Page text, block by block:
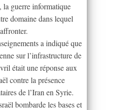
la guerre informatique
domaine dans lequel
a indiqué que
sur l’infrastructure de
était une réponse aux
contre la présence
de l’Iran en Syrie.
bombarde les bases et